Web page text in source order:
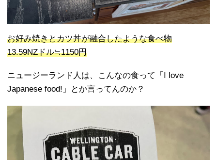
お好み焼きとカツ丼が融合したような食べ物
13.59NZドル≒1150円
ニュージーランド人は、こんなの食って「I love
Japanese food!」とか言ってんのか？